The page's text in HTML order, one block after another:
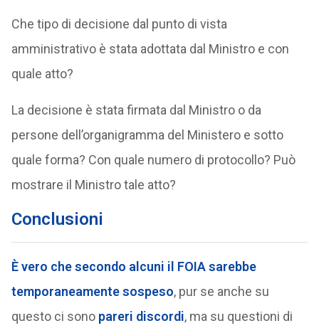
Che tipo di decisione dal punto di vista
amministrativo è stata adottata dal Ministro e con
quale atto?
La decisione è stata firmata dal Ministro o da
persone dell’organigramma del Ministero e sotto
quale forma? Con quale numero di protocollo? Può
mostrare il Ministro tale atto?
Conclusioni
È vero che secondo alcuni il FOIA sarebbe
temporaneamente sospeso, pur se anche su
questo ci sono pareri discordi, ma su questioni di